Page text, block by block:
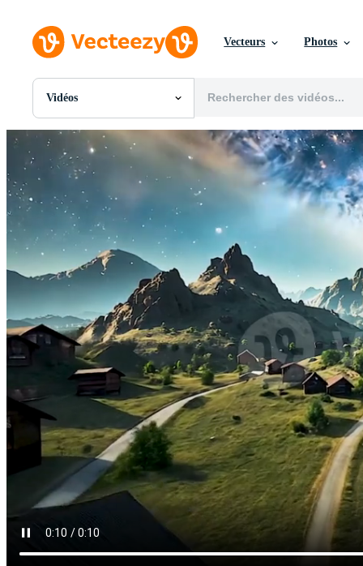
Vecteurs Photos
Vidéos
Toutes Images
Photos
PNGs
PSDs
Modèles
Vecteurs
Vidéos
Motion graphics
Images Éditoriales
Événements Éditoriaux